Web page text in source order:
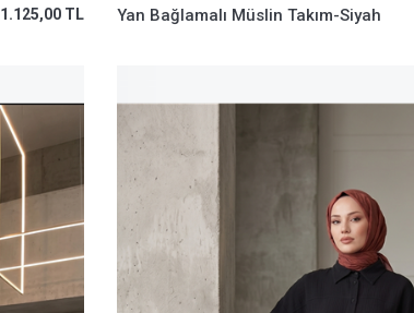
1.125,00 TL Yan Bağlamalı Müslin Takım-Siyah